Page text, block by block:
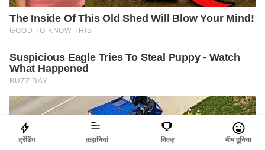
ट्रेंडिंग कहानियां क्विज़ मीम दुनिया